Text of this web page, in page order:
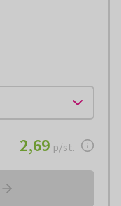
€ 2,69per stuk
2,69 p/st.